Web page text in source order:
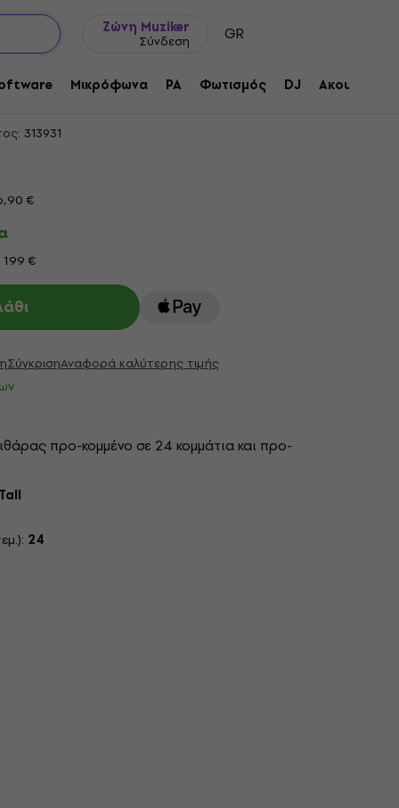
Ζώνη Muziker
Σύνδεση GR
Μικρόφωνα PA Φωτισμός DJ Ακουστικά
Tall Τάστα και Σύρμα για
313931
€
€
ΣύγκρισηΑναφορά καλύτερης τιμής
προ-κομμένο σε 24 κομμάτια και προ-
24